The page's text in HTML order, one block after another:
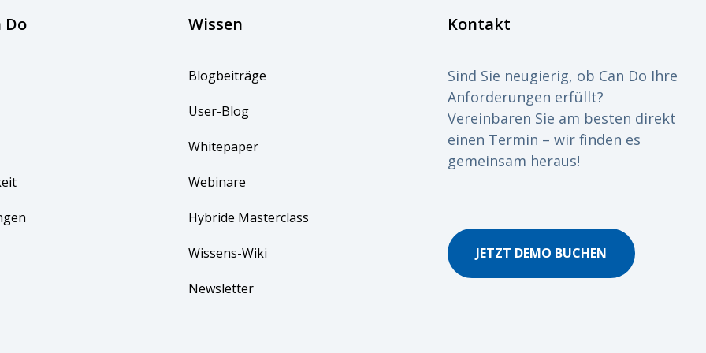
regelmäßig über
Themen
die deine Projekt-
unsere Kunden
Do Wissen
Blogbeiträge
User-Blog
Whitepaper
Webinare
Hybride Masterclass
Wissens-Wiki
Newsletter
Kontakt
Sind Sie neugierig, ob Can Do Ihre
Anforderungen erfüllt?
Vereinbaren Sie am besten direkt
einen Termin – wir finden es
gemeinsam heraus!
JETZT DEMO BUCHEN